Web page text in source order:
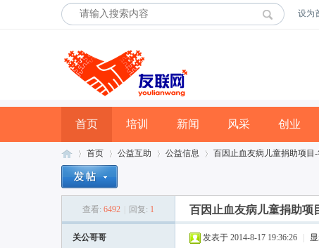
设为
首页 培训 新闻 风采 创业
首页
›
公益互助
›
公益信息
›
百因止血友病儿童捐助项目
查看: 6492 回复: 1 百因止血友病儿童捐助项
关公哥哥 发表于 2014-8-17 19:36:26